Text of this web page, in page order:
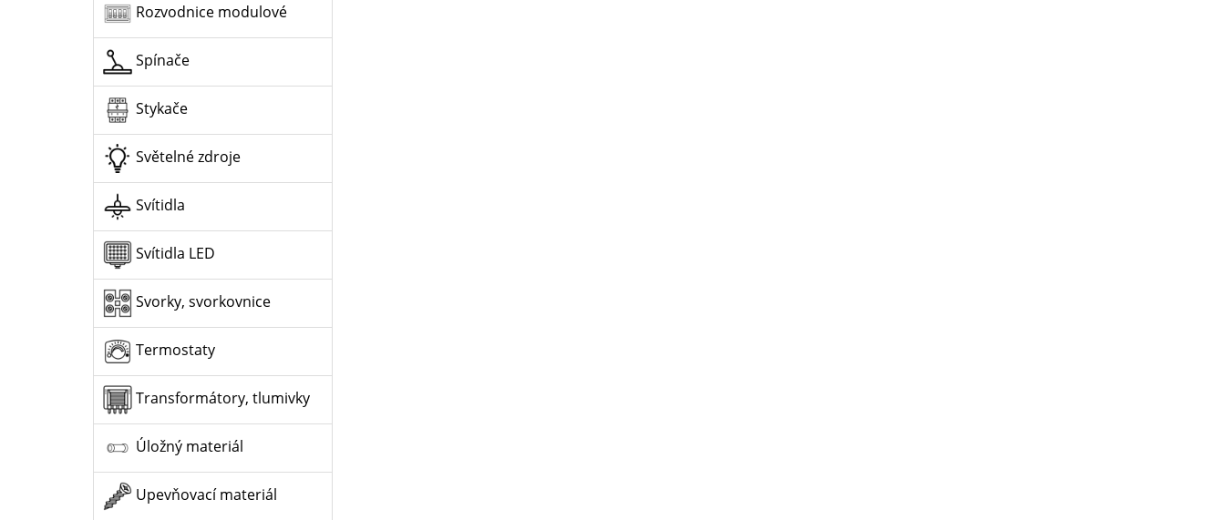
Rozvodnice modulové
Spínače
Stykače
Světelné zdroje
Svítidla
Svítidla LED
Svorky, svorkovnice
Termostaty
Transformátory, tlumivky
Úložný materiál
Upevňovací materiál